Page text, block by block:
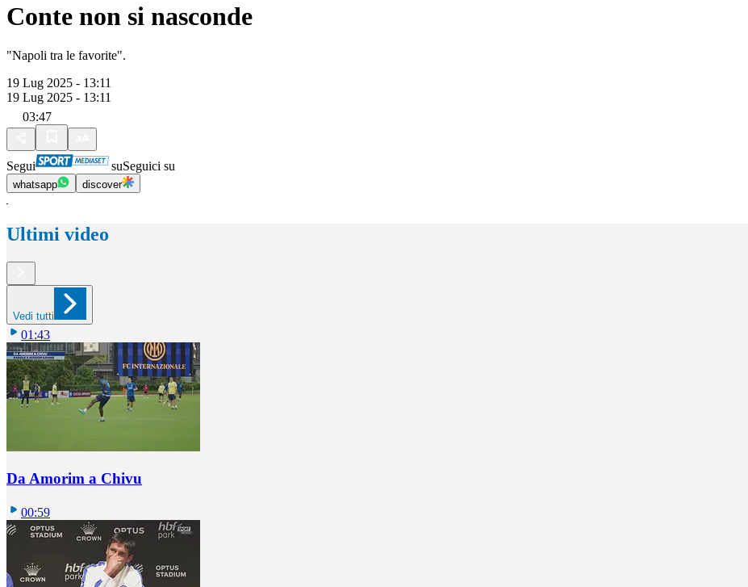
Conte non si nasconde
"Napoli tra le favorite".
19 Lug 2025 - 13:11
19 Lug 2025 - 13:11
03:47
Segui suSeguici su
whatsapp discover
Ultimi video
Vedi tutti
01:43
Da Amorim a Chivu
00:59